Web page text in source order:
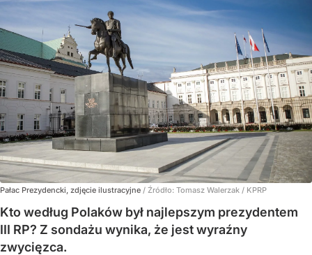
Pałac Prezydencki, zdjęcie ilustracyjne / Źródło: Tomasz Walerzak / KPRP
Kto według Polaków był najlepszym prezydentem
III RP? Z sondażu wynika, że jest wyraźny
zwycięzca.